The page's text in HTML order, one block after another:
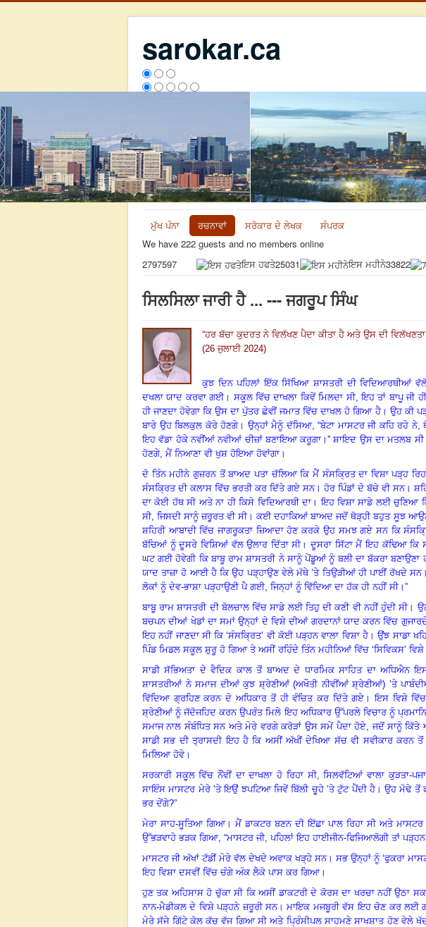
sarokar.ca
ਮੁੱਖ ਪੰਨਾ ਰਚਨਾਵਾਂ ਸਰੋਕਾਰ ਦੇ ਲੇਖਕ
ਸੰਪਰਕ
We have 222 guests and no members online
2797597
ਇਸ ਹਫਤੇ25031 ਇਸ ਮਹੀਨੇ33822
ਸਿਲਸਿਲਾ ਜਾਰੀ ਹੈ ... --- ਜਗਰੂਪ ਸਿੰਘ
“ਹਰ ਬੱਚਾ ਕੁਦਰਤ ਨੇ ਵਿਲੱਖਣ ਪੈਦਾ ਕੀਤਾ ਹੈ ਅਤੇ ਉਸ ਦੀ
(26 ਜੁਲਾਈ 2024)
ਕੁਝ ਦਿਨ ਪਹਿਲਾਂ ਇੱਕ ਸਿੱਖਿਆ ਸ਼ਾਸਤਰੀ ਦੀ ਵਿਦਿਆਰਥੀਆਂ
ਦਖਲਾ ਯਾਦ ਕਰਵਾ ਗਈ। ਸਕੂਲ ਵਿੱਚ ਦਾਖਲਾ ਕਿਵੇਂ ਮਿਲਦਾ ਸੀ, ਇਹ ਤਾਂ ਬਾਪੂ ਜੀ
ਹੀ ਜਾਣਦਾ ਹੋਵੇਗਾ ਕਿ ਉਸ ਦਾ ਪੁੱਤਰ ਛੇਵੀਂ ਜਮਾਤ ਵਿੱਚ ਦਾਖਲ ਹੋ ਗਿਆ ਹੈ। ਉਹ ਕੀ
ਬਾਰੇ ਉਹ ਬਿਲਕੁਲ ਕੋਰੇ ਹੋਣਗੇ। ਉਨ੍ਹਾਂ ਮੈਨੂੰ ਦੱਸਿਆ, “ਬੇਟਾ ਮਾਸਟਰ ਜੀ ਕਹਿ ਰਹੇ ਨੇ,
ਇਹ ਵੱਡਾ ਹੋਕੇ ਨਵੀਂਆਂ ਨਵੀਆਂ ਚੀਜ਼ਾਂ ਬਣਾਇਆ ਕਰੂਗਾ ।” ਸ਼ਾਇਦ ਉਸ ਦਾ ਮਤਲਬ ਸੀ
ਹੋਣਗੇ, ਮੈਂ ਨਿਆਣਾ ਵੀ ਖੁਸ਼ ਹੋਇਆ ਹੋਵਾਂਗਾ ।
ਦੋ ਤਿੰਨ ਮਹੀਨੇ ਗੁਜ਼ਰਨ ਤੋਂ ਬਾਅਦ ਪਤਾ ਚੱਲਿਆ ਕਿ ਮੈਂ ਸੰਸਕ੍ਰਿਤ ਦਾ ਵਿਸ਼ਾ ਪੜ੍ਹ
ਸੰਸਕ੍ਰਿਤ ਦੀ ਕਲਾਸ ਵਿੱਚ ਭਰਤੀ ਕਰ ਦਿੱਤੇ ਗਏ ਸਨ। ਹੋਰ ਪਿੰਡਾਂ ਦੇ ਬੱਚੇ ਵੀ ਸਨ।
ਦਾ ਕੋਈ ਹੱਥ ਸੀ ਅਤੇ ਨਾ ਹੀ ਕਿਸੇ ਵਿਦਿਆਰਥੀ ਦਾ ।ਇਹ ਵਿਸ਼ਾ ਸਾਡੇ ਲਈ ਚੁਣਿਆ
ਸੀ, ਜਿਸਦੀ ਸਾਨੂੰ ਜ਼ਰੂਰਤ ਵੀ ਸੀ।ਕਈ ਦਹਾਕਿਆਂ ਬਾਅਦ ਜਦੋਂ ਥੋੜ੍ਹੀ ਬਹੁਤ ਸੂਝ
ਸ਼ਹਿਰੀ ਆਬਾਦੀ ਵਿੱਚ ਜਾਗਰੂਕਤਾ ਜ਼ਿਆਦਾ ਹੋਣ ਕਰਕੇ ਉਹ ਸਮਝ ਗਏ ਸਨ ਕਿ
ਬੱਚਿਆਂ ਨੂੰ ਦੂਸਰੇ ਵਿਸ਼ਿਆਂ ਵੱਲ ਉਲਾਰ ਦਿੱਤਾ ਸੀ।ਦੂਸਰਾ ਸਿੱਟਾ ਮੈਂ ਇਹ ਕੱਢਿਆ ਕਿ
ਘਟ ਗਈ ਹੋਵੇਗੀ ਕਿ ਬਾਬੂ ਰਾਮ ਸ਼ਾਸਤਰੀ ਨੇ ਸਾਨੂੰ ਪੇਂਡੂਆਂ ਨੂੰ ਬਲੀ ਦਾ ਬੱਕਰਾ ਬਣਾਉਣਾ
ਯਾਦ ਤਾਜ਼ਾ ਹੋ ਆਈ ਹੈ ਕਿ ਉਹ ਪੜ੍ਹਾਉਣ ਵੇਲੇ ਮੱਥੇ ’ਤੇ ਤਿਉੜੀਆਂ ਹੀ ਪਾਈਂ ਰੱਖਦੇ ਸਨ।
ਲੋਕਾਂ ਨੂੰ ਦੇਵ-ਭਾਸ਼ਾ ਪੜ੍ਹਾਉਣੀ ਪੈ ਗਈ, ਜਿਨ੍ਹਾਂ ਨੂੰ ਵਿੱਦਿਆ ਦਾ ਹੱਕ ਹੀ ਨਹੀਂ ਸੀ। ”
ਬਾਬੂ ਰਾਮ ਸ਼ਾਸਤਰੀ ਦੀ ਬੋਲਚਾਲ ਵਿੱਚ ਸਾਡੇ ਲਈ ਤਿਹੁ ਦੀ ਕਣੀ ਵੀ ਨਹੀਂ ਹੁੰਦੀ ਸੀ।
ਬਚਪਨ ਦੀਆਂ ਖੇਡਾਂ ਦਾ ਸਮਾਂ ਉਨ੍ਹਾਂ ਦੇ ਵਿਸ਼ੇ ਦੀਆਂ ਗਰਦਾਨਾਂ ਯਾਦ ਕਰਨ ਵਿੱਚ
ਇਹ ਨਹੀਂ ਜਾਣਦਾ ਸੀ ਕਿ ‘ਸੰਸਕ੍ਰਿਤ’ ਵੀ ਕੋਈ ਪੜ੍ਹਨ ਵਾਲਾ ਵਿਸ਼ਾ ਹੈ।ਉਂਝ ਸਾਡਾ
ਪਿੰਡ ਮਿਡਲ ਸਕੂਲ ਸ਼ੁਰੂ ਹੋ ਗਿਆ ਤੇ ਅਸੀਂ ਰਹਿੰਦੇ ਤਿੰਨ ਮਹੀਨਿਆਂ ਵਿੱਚ ‘ਸਿਵਿਕਸ’
ਸਾਡੀ ਸੱਭਿਅਤਾ ਦੇ ਵੈਦਿਕ ਕਾਲ ਤੋਂ ਬਾਅਦ ਦੇ ਧਾਰਮਿਕ ਸਾਹਿਤ ਦਾ ਅਧਿਐਨ
ਸ਼ਾਸਤਰੀਆਂ ਨੇ ਸਮਾਜ ਦੀਆਂ ਕੁਝ ਸ਼੍ਰੇਣੀਆਂ (ਅਖੌਤੀ ਨੀਵੀਂਆਂ ਸ਼੍ਰੇਣੀਆਂ) ’ਤੇ
ਵਿੱਦਿਆ ਗ੍ਰਹਿਣ ਕਰਨ ਦੇ ਅਧਿਕਾਰ ਤੋਂ ਹੀ ਵੰਚਿਤ ਕਰ ਦਿੱਤੇ ਗਏ ।ਇਸ ਵਿਸ਼ੇ
ਸ਼੍ਰੇਣੀਆਂ ਨੂੰ ਜੱਦੋਜਹਿਦ ਕਰਨ ਉਪਰੰਤ ਮਿਲੇ ਇਹ ਅਧਿਕਾਰ ਉੱਪਰਲੇ ਵਿਚਾਰ ਨੂੰ
ਸਮਾਜ ਨਾਲ ਸੰਬੰਧਿਤ ਸਨ ਅਤੇ ਮੇਰੇ ਵਰਗੇ ਕਰੋੜਾਂ ਉਸ ਸਮੇਂ ਪੈਦਾ ਹੋਏ, ਜਦੋਂ ਸਾਨੂੰ ਕਿੱਤੇ
ਸਾਡੀ ਸਭ ਦੀ ਤ੍ਰਾਸਦੀ ਇਹ ਹੈ ਕਿ ਅਸੀਂ ਅੱਖੀਂ ਦੇਖਿਆ ਸੱਚ ਵੀ ਸਵੀਕਾਰ ਕਰਨ
ਮਿਲਿਆ ਹੋਵੇ।
ਸਰਕਾਰੀ ਸਕੂਲ ਵਿੱਚ ਨੌਂਵੀਂ ਦਾ ਦਾਖਲਾ ਹੋ ਰਿਹਾ ਸੀ, ਸਿਲਵੱਟਿਆਂ ਵਾਲਾ ਕੁੜਤਾ-
ਸਾਇੰਸ ਮਾਸਟਰ ਮੇਰੇ ’ਤੇ ਇਉਂ ਝਪਟਿਆ ਜਿਵੇਂ ਬਿੱਲੀ ਚੂਹੇ ’ਤੇ ਟੁੱਟ ਪੈਂਦੀ ਹੈ।ਉਹ ਮੋਢੇ ਤੋਂ
ਭਰ ਦੇਂਗੇ?”
ਮੇਰਾ ਸਾਹ-ਸੂਤਿਆ ਗਿਆ। ਮੈਂ ਡਾਕਟਰ ਬਣਨ ਦੀ ਇੱਛਾ ਪਾਲ ਰਿਹਾ ਸੀ ਅਤੇ
ਉੱਭੜਵਾਹੇ ਭੜਕ ਗਿਆ, “ਮਾਸਟਰ ਜੀ, ਪਹਿਲਾਂ ਇਹ ਹਾਈਜੀਨ-ਫਿਜਿਆਲੋਗੀ ਤਾਂ
ਮਾਸਟਰ ਜੀ ਅੱਖਾਂ ਟੱਡੀਂ ਮੇਰੇ ਵੱਲ ਦੇਖਦੇ ਅਵਾਕ ਖੜ੍ਹੇ ਸਨ। ਸਭ ਉਨ੍ਹਾਂ ਨੂੰ ‘ਫੁਕਰਾ
ਇਹ ਵਿਸ਼ਾ ਦਸਵੀਂ ਵਿੱਚ ਚੰਗੇ ਅੰਕ ਲੈਕੇ ਪਾਸ ਕਰ ਗਿਆ।
ਹੁਣ ਤਕ ਅਹਿਸਾਸ ਹੋ ਚੁੱਕਾ ਸੀ ਕਿ ਅਸੀਂ ਡਾਕਟਰੀ ਦੇ ਕੋਰਸ ਦਾ ਖਰਚਾ ਨਹੀਂ ਉਠਾ
ਨਾਨ-ਮੈਡੀਕਲ ਦੇ ਵਿਸ਼ੇ ਪੜ੍ਹਨੇ ਜ਼ਰੂਰੀ ਸਨ।ਮਾਇਕ ਮਜਬੂਰੀ ਵੱਸ ਇਹ ਚੋਣ ਕਰ ਲਈ
ਮੇਰੇ ਸੱਜੇ ਗਿੱਟੇ ਕੋਲ ਕੱਚ ਵੱਜ ਗਿਆ ਸੀ ਅਤੇ ਪ੍ਰਿੰਸੀਪਲ ਸਾਹਮਣੇ ਸਾਖਸ਼ਾਤ ਹੋਣ ਵੇਲੇ